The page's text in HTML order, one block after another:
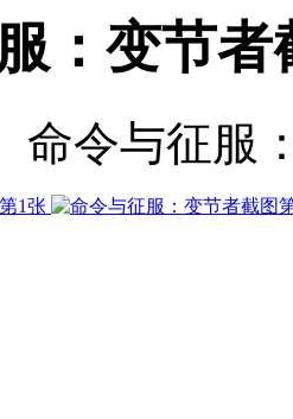
：变节者
命令与征服